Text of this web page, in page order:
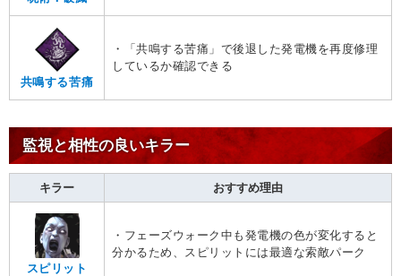
共鳴する苦痛
・「共鳴する苦痛」で後退した発電機を再度修理
しているか確認できる
監視と相性の良いキラー
キラー おすすめ理由
スピリット
・フェーズウォーク中も発電機の色が変化すると
分かるため、スピリットには最適な索敵パーク